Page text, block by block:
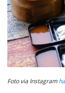
Foto via Instagram